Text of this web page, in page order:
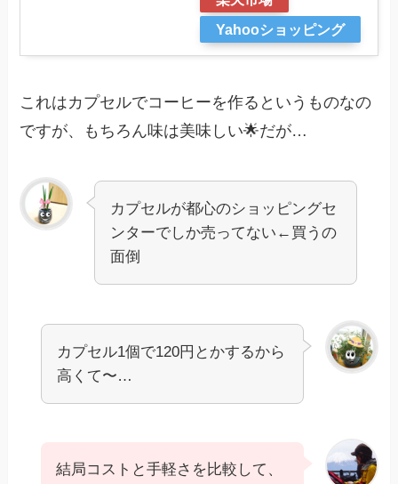
Yahooショッピング
これはカプセルでコーヒーを作るというものなの
ですが、もちろん味は美味しい🌟だが…
カプセルが都心のショッピングセ
ンターでしか売ってない←買うの
面倒
カプセル1個で120円とかするから
高くて〜…
結局コストと手軽さを比較して、